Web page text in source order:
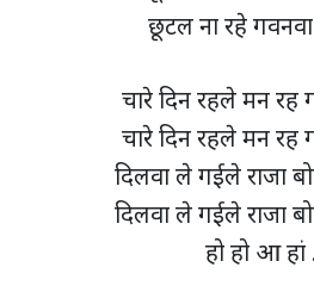
छूटल ना रहे
चारे दिन रहले मन
चारे दिन रहले मन
दिलवा ले गईले राजा
दिलवा ले गईले राजा
हो हो आ हां